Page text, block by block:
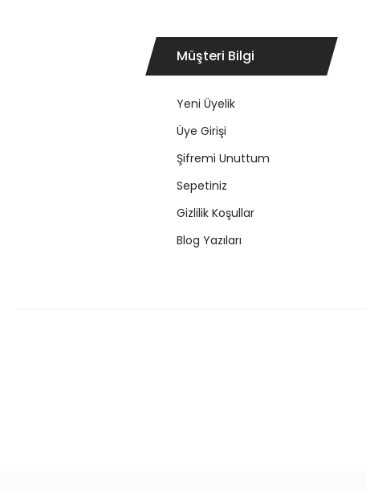
Müşteri Bilgi
Yeni Üyelik
Üye Girişi
Şifremi Unuttum
Sepetiniz
Gizlilik Koşullar
Blog Yazıları